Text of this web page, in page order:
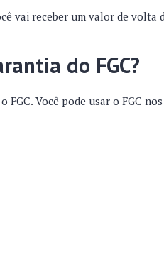
vai receber um valor de volta
do FGC?
Você pode usar o FGC